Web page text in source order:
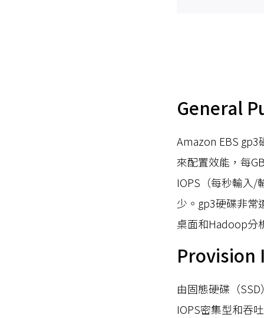
General
Amazon EBS
來配置效能，每
IOPS（每秒輸入/
少。gp3硬碟非常
桌面和Hadoop分
Provision
由固態硬碟（
IOPS密集型和吞